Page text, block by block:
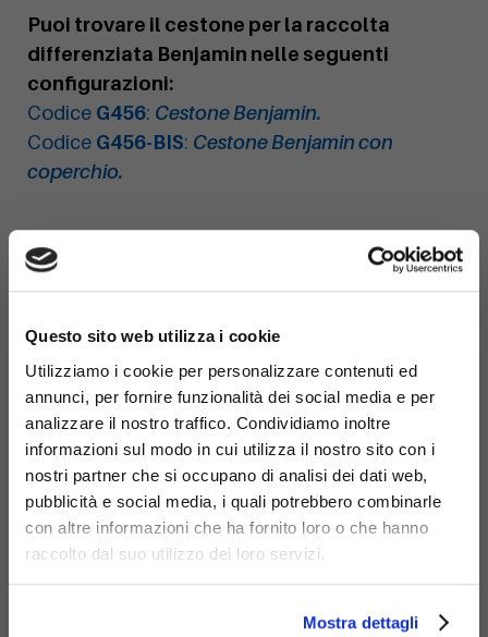
Questo sito web utilizza i cookie
Utilizziamo i cookie per personalizzare contenuti ed
annunci, per fornire funzionalità dei social media e per
analizzare il nostro traffico. Condividiamo inoltre
informazioni sul modo in cui utilizza il nostro sito con i
nostri partner che si occupano di analisi dei dati web,
pubblicità e social media, i quali potrebbero combinarle
con altre informazioni che ha fornito loro o che hanno
raccolto dal suo utilizzo dei loro servizi.
Mostra dettagli
Puoi trovare il cestone per la raccolta
differenziata Benjamin nelle seguenti
configurazioni:
Codice G456: Cestone Benjamin.
Codice G456-BIS: Cestone Benjamin con
coperchio.